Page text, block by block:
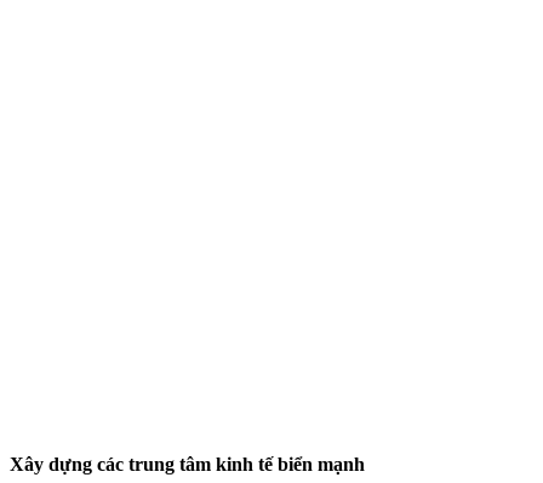
Xây dựng các trung tâm kinh tế biển mạnh